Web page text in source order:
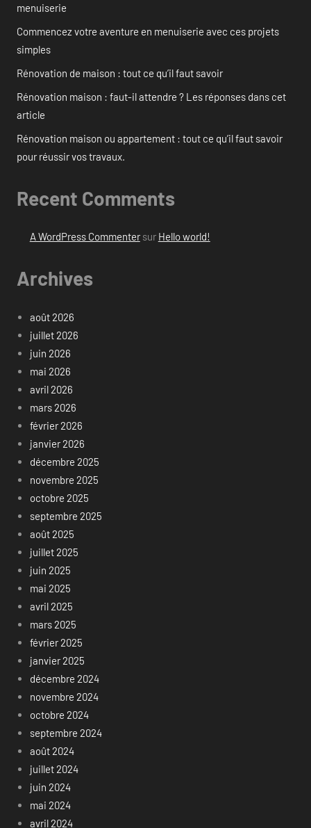
menuiserie
Commencez votre aventure en menuiserie avec ces projets
simples
Rénovation de maison : tout ce qu’il faut savoir
Rénovation maison : faut-il attendre ? Les réponses dans cet
article
Rénovation maison ou appartement : tout ce qu’il faut savoir
pour réussir vos travaux.
Recent Comments
A WordPress Commentersur Hello world!
Archives
août 2026
juillet 2026
juin 2026
mai 2026
avril 2026
mars 2026
février 2026
janvier 2026
décembre 2025
novembre 2025
octobre 2025
septembre 2025
août 2025
juillet 2025
juin 2025
mai 2025
avril 2025
mars 2025
février 2025
janvier 2025
décembre 2024
novembre 2024
octobre 2024
septembre 2024
août 2024
juillet 2024
juin 2024
mai 2024
avril 2024